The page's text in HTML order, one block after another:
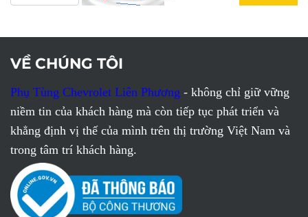
VỀ CHÚNG TÔI
Phụ Tùng Chevrolet Liên Phương - không chỉ giữ vững
niềm tin của khách hàng mà còn tiếp tục phát triển và
khẳng định vị thế của mình trên thị trường Việt Nam và
trong tâm trí khách hàng.